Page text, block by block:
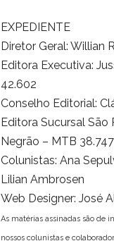
EXPEDIENTE
Diretor Geral: Willian
Editora Executiva:
42.602
Conselho Editorial:
Editora Sucursal São
Negrão – MTB 38.747
Colunistas: Ana
Lilian Ambrosen
Web Designer: José
As matérias assinadas são de
nossos colunistas e